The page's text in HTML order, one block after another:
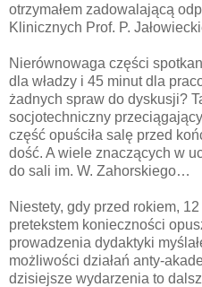
otrzymałem zadowalającą
Klinicznych Prof. P.
Nierównowaga części
dla władzy i 45 minut dla
żadnych spraw do dyskusji?
socjotechniczny
część opuściła salę przed
dość. A wiele znaczących w
do sali im. W. Zahorskiego…
Niestety, gdy przed rokiem,
pretekstem konieczności
prowadzenia dydaktyki
możliwości działań anty-
dzisiejsze wydarzenia to